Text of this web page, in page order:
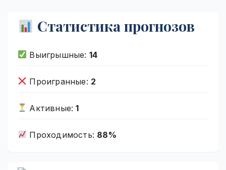
Статистика прогнозов
Выигрышные: 14
Проигранные: 2
Активные:1
Проходимость: 88%